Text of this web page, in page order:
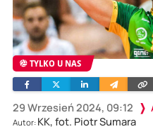
TYLKO U NAS
29 Wrzesień 2024, 09:12
Autor: KK, fot. Piotr Sumara
FacebookTwitterLinkedinWyślij
e-